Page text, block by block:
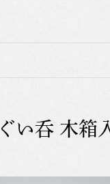
い呑 木箱